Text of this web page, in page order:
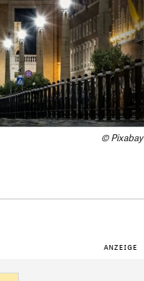
© Pixabay